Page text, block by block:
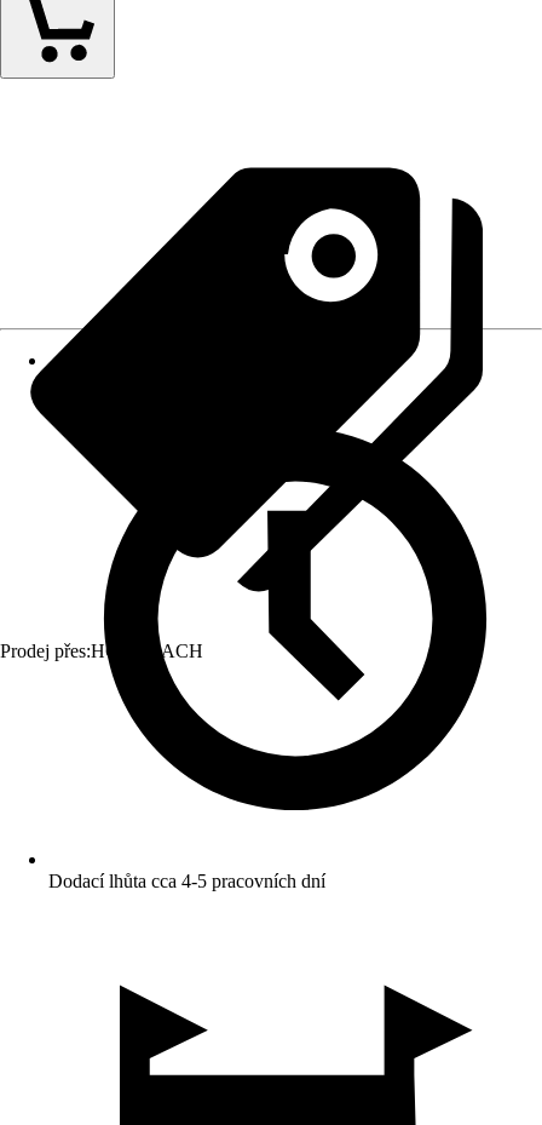
Prodej přes:HORNBACH
Dodací lhůta cca 4-5 pracovních dní